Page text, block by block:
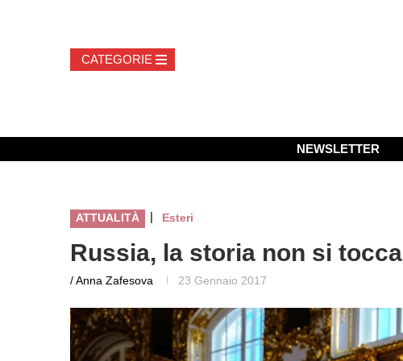
NEWSLETTER
ATTUALITÀ | Esteri
Russia, la storia non si tocca
/ Anna Zafesova 23 Gennaio 2017